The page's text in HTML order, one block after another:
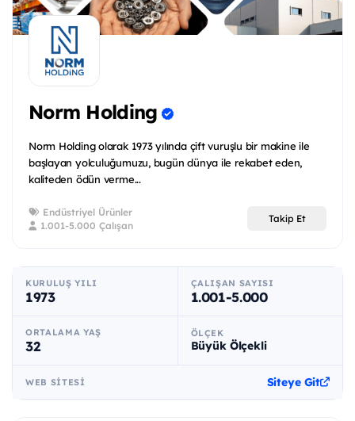
Norm Holding
Norm Holding olarak 1973 yılında çift vuruşlu bir makine ile
başlayan yolculuğumuzu, bugün dünya ile rekabet eden,
kaliteden ödün verme...
Endüstriyel Ürünler
1.001-5.000 Çalışan
Takip Et
KURULUŞ YILI
1973
ÇALIŞAN SAYISI
1.001-5.000
ORTALAMA YAŞ
32
ÖLÇEK
Büyük Ölçekli
WEB SITESI Siteye Git